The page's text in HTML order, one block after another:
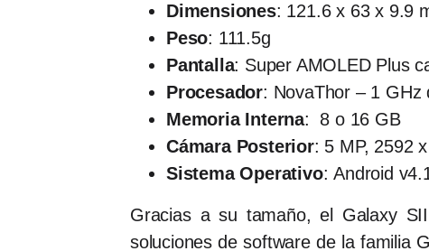
Dimensiones: 121.6 x 63 x 9.9
Peso: 111.5g
Pantalla: Super AMOLED Plus
Procesador: NovaThor – 1 GHz
Memoria Interna: 8 o 16 GB
Cámara Posterior: 5 MP, 2592
Sistema Operativo: Android
Gracias a su tamaño, el Galaxy
soluciones de software de la familia